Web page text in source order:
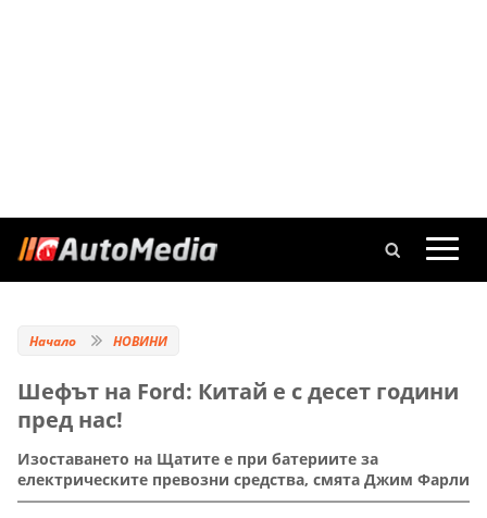
Начало НОВИНИ
Шефът на Ford: Китай е с десет години
пред нас!
Изоставането на Щатите е при батериите за
електрическите превозни средства, смята Джим Фарли